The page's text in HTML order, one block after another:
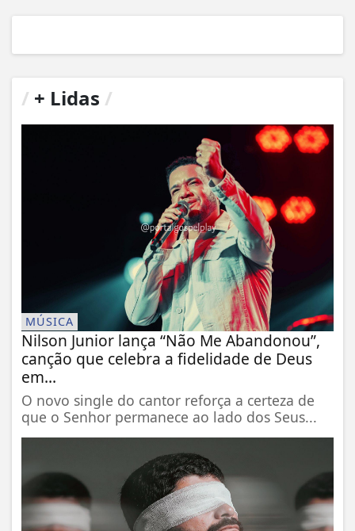
/ + Lidas /
MÚSICA
Nilson Junior lança “Não Me Abandonou”,
canção que celebra a fidelidade de Deus
em...
O novo single do cantor reforça a certeza de
que o Senhor permanece ao lado dos Seus...